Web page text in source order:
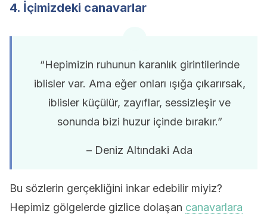
4. İçimizdeki canavarlar
“Hepimizin ruhunun karanlık girintilerinde
iblisler var. Ama eğer onları ışığa çıkarırsak,
iblisler küçülür, zayıflar, sessizleşir ve
sonunda bizi huzur içinde bırakır.”
– Deniz Altındaki Ada
Bu sözlerin gerçekliğini inkar edebilir miyiz?
Hepimiz gölgelerde gizlice dolaşan canavarlara